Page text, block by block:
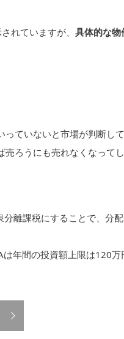
れていますが、 具体的な物
っていないと市場が判断し
ろうにも売れなくなってし
分離課税にすることで、分
年間の投資額上限は120万